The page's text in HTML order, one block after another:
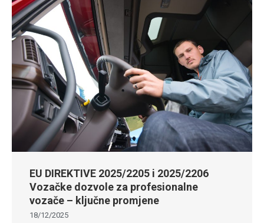
EU DIREKTIVE 2025/2205 i 2025/2206
Vozačke dozvole za profesionalne
vozače – ključne promjene
18/12/2025